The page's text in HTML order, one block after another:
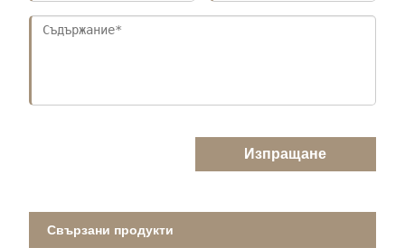
Изпращане
Свързани продукти